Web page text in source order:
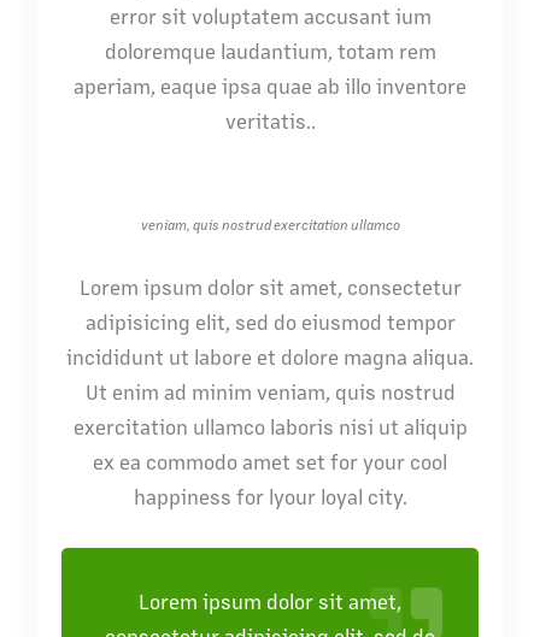
error sit voluptatem accusant ium
doloremque laudantium, totam rem
aperiam, eaque ipsa quae ab illo inventore
veritatis..
veniam, quis nostrud exercitation ullamco
Lorem ipsum dolor sit amet, consectetur
adipisicing elit, sed do eiusmod tempor
incididunt ut labore et dolore magna aliqua.
Ut enim ad minim veniam, quis nostrud
exercitation ullamco laboris nisi ut aliquip
ex ea commodo amet set for your cool
happiness for lyour loyal city.
Lorem ipsum dolor sit amet,